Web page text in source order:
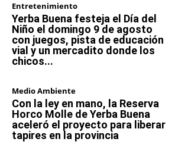
Entretenimiento
Yerba Buena festeja el Día del
Niño el domingo 9 de agosto
con juegos, pista de educación
vial y un mercadito donde los
chicos...
Medio Ambiente
Con la ley en mano, la Reserva
Horco Molle de Yerba Buena
aceleró el proyecto para liberar
tapires en la provincia